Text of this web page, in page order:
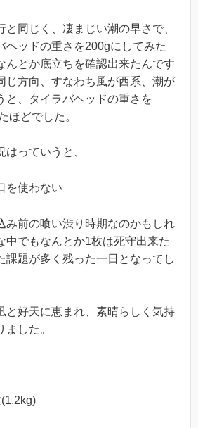
と同じく、凄まじい潮の早さで、
ヘッドの重さを200gにしてみた
んとか底立ちを確認出来たんです
じ方向、すなわち風が西系、潮が
と、タイラバヘッドの重さを
ほどでした。
っていうと、
を使わない
み前の喰い渋り時期なのかもしれ
中でもなんとか1枚は死守出来た
課題が多く残った一日となってし
と好天に恵まれ、素晴らしく気持
した。